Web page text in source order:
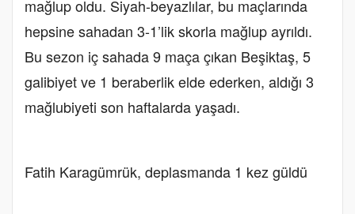
mağlup oldu. Siyah-beyazlılar, bu maçlarında
hepsine sahadan 3-1’lik skorla mağlup ayrıldı.
Bu sezon iç sahada 9 maça çıkan Beşiktaş, 5
galibiyet ve 1 beraberlik elde ederken, aldığı 3
mağlubiyeti son haftalarda yaşadı.
Fatih Karagümrük, deplasmanda 1 kez güldü